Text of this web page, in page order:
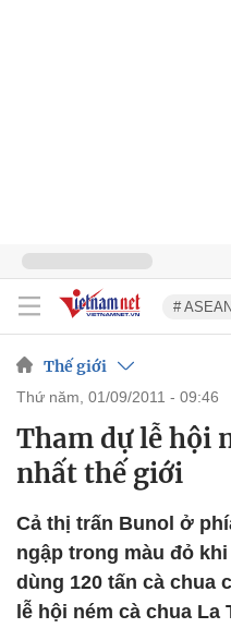
#
Thế giới
thứ năm, 01/09/2011 - 09:46
Tham dự lễ hội
nhất thế giới
Cả thị trấn Bunol ở
ngập trong màu đỏ
dùng 120 tấn cà chua
lễ hội ném cà chua La